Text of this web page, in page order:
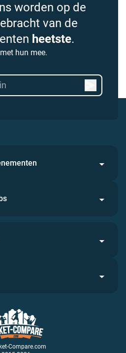
worden op de
van de
heetste.
hun mee.
Compare.com